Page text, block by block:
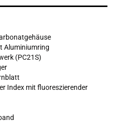
Aluminiumring
(PC21S)
Index mit fluoreszierender